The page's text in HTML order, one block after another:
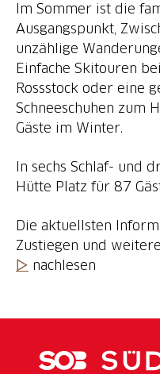
Im Sommer ist die
Ausgangspunkt,
unzählige
Einfache Skitouren
Rossstock oder eine
Schneeschuhen zum
Gäste im Winter.
In sechs Schlaf- und
Hütte Platz für 87
Die aktuellsten
Zustiegen und
▷ nachlesen